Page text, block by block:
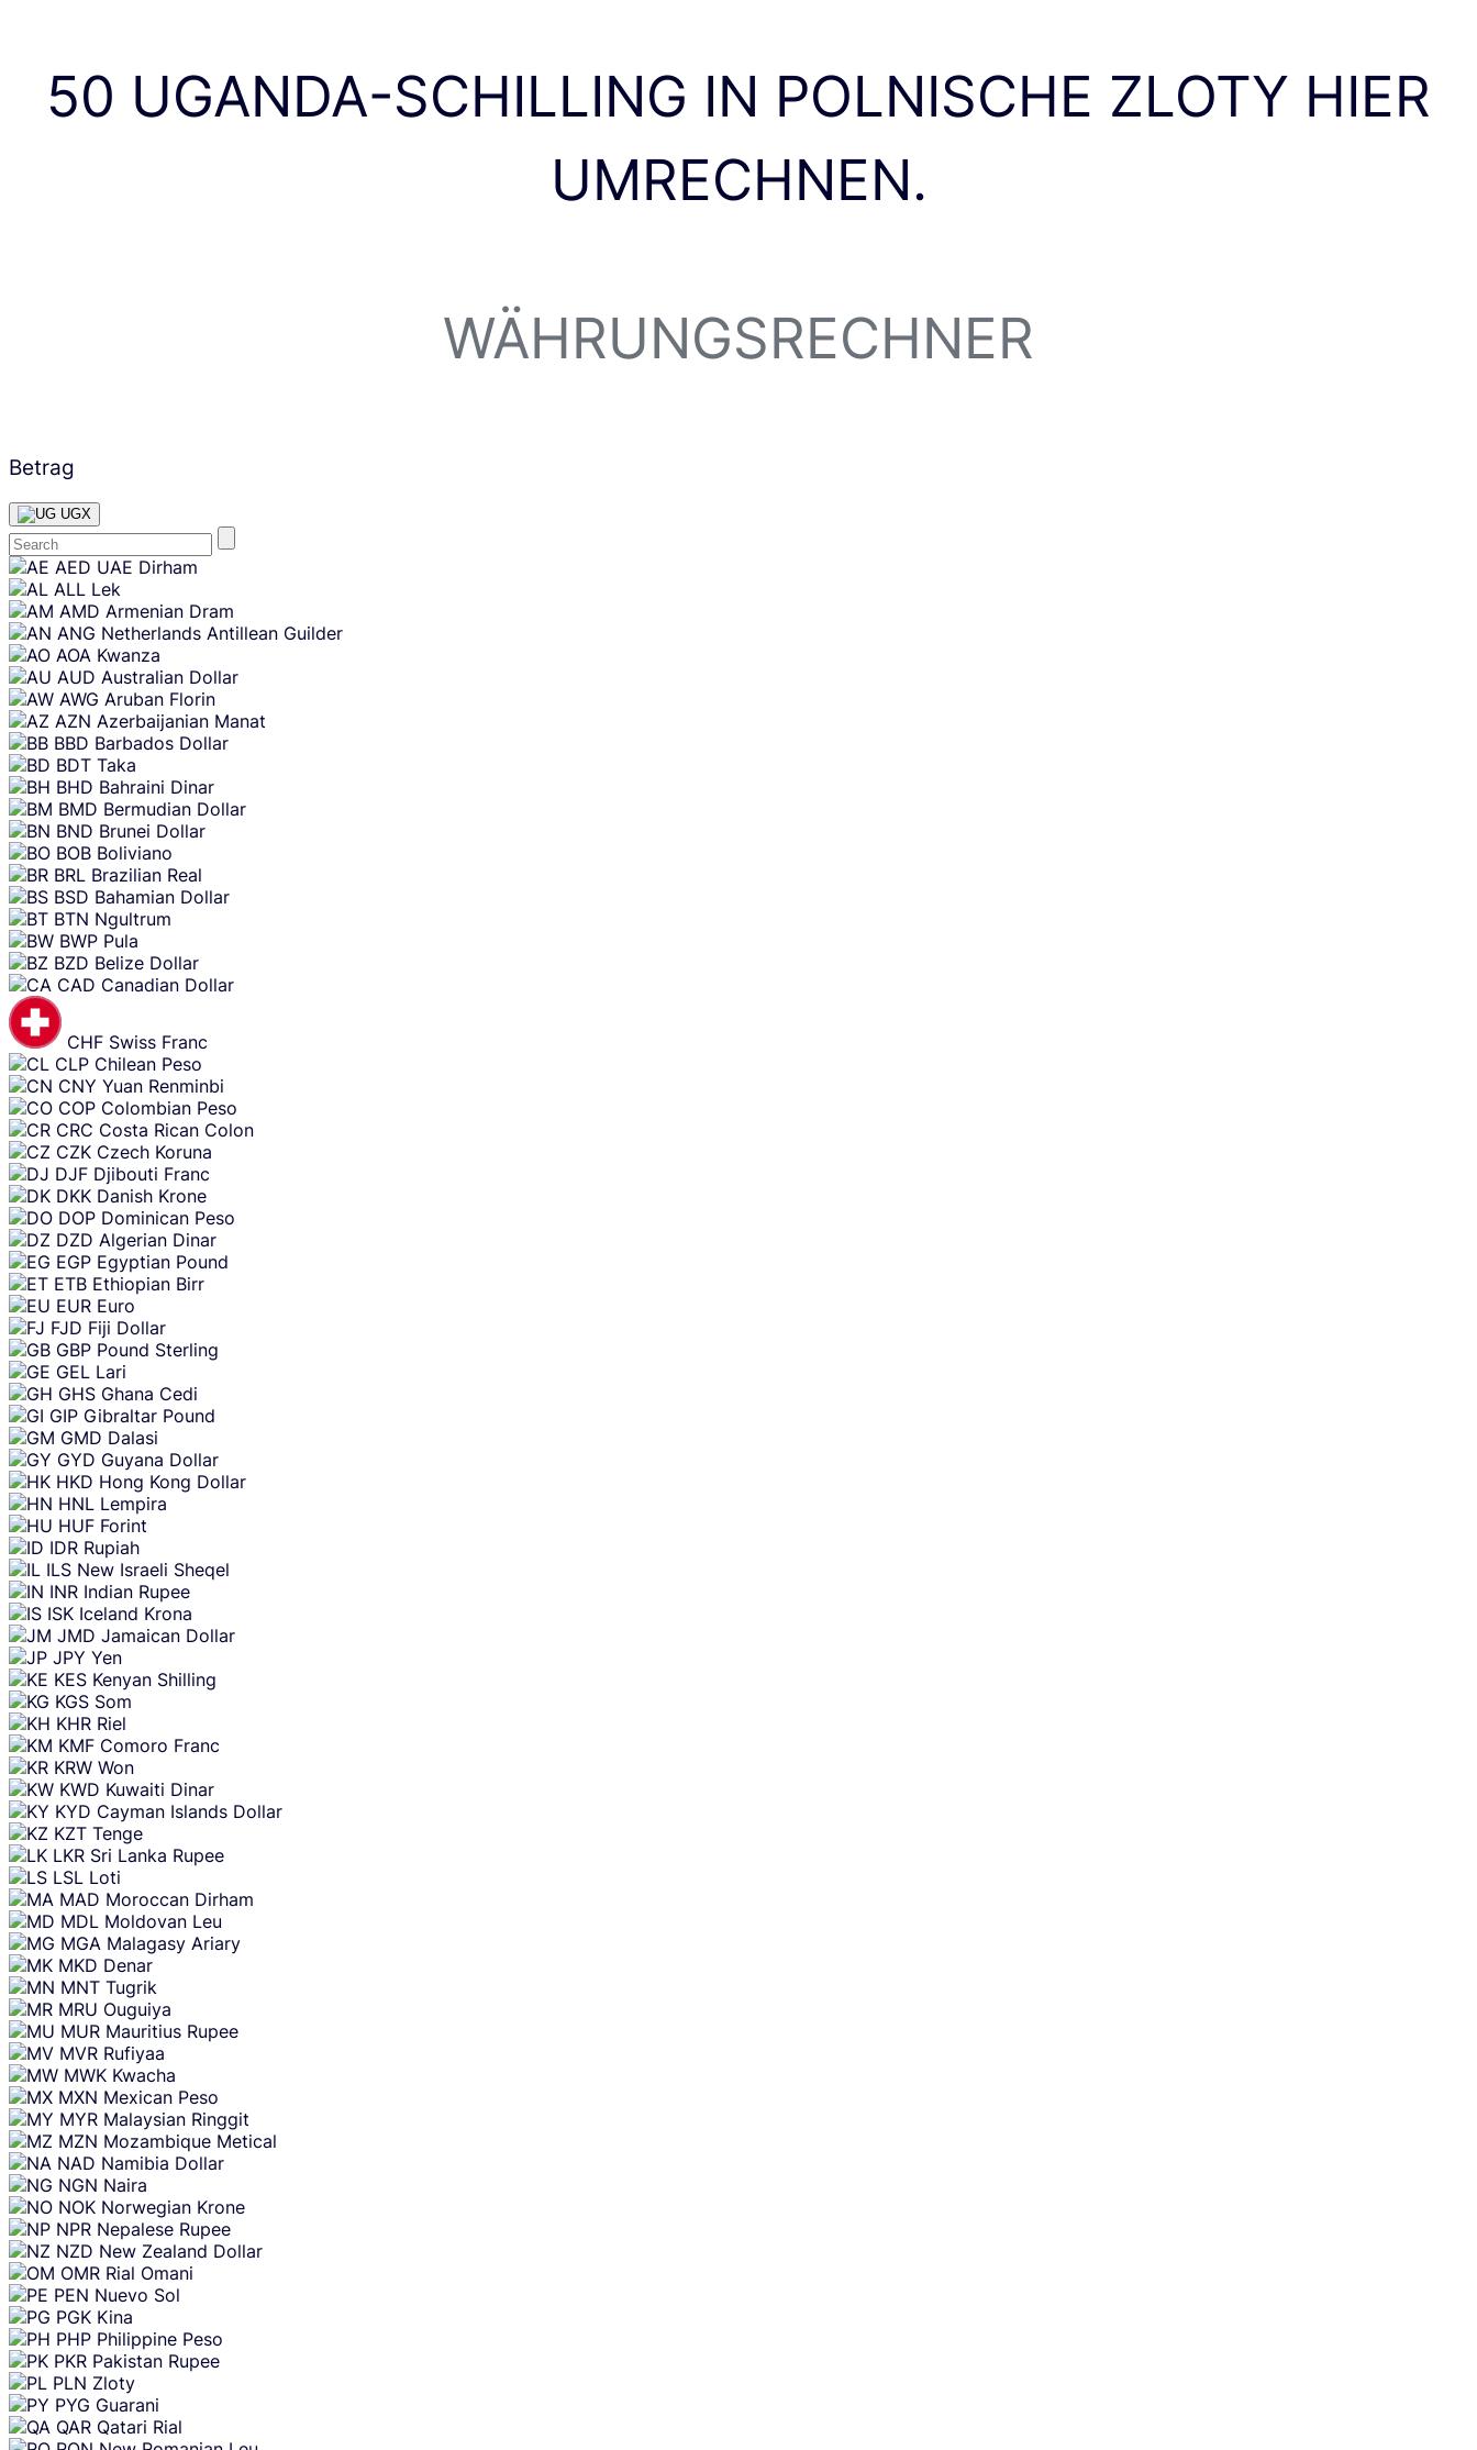
50 UGANDA-SCHILLING IN POLNISCHE ZLOTY HIER
UMRECHNEN.
WÄHRUNGSRECHNER
Betrag
UGX
Skip
content
AED UAE Dirham
ALL Lek
AMD Armenian Dram
ANG Netherlands Antillean Guilder
AOA Kwanza
AUD Australian Dollar
AWG Aruban Florin
AZN Azerbaijanian Manat
BBD Barbados Dollar
BDT Taka
BHD Bahraini Dinar
BMD Bermudian Dollar
BND Brunei Dollar
BOB Boliviano
BRL Brazilian Real
BSD Bahamian Dollar
BTN Ngultrum
BWP Pula
BZD Belize Dollar
CAD Canadian Dollar
CHF Swiss Franc
CLP Chilean Peso
CNY Yuan Renminbi
COP Colombian Peso
CRC Costa Rican Colon
CZK Czech Koruna
DJF Djibouti Franc
DKK Danish Krone
DOP Dominican Peso
DZD Algerian Dinar
EGP Egyptian Pound
ETB Ethiopian Birr
EUR Euro
FJD Fiji Dollar
GBP Pound Sterling
GEL Lari
GHS Ghana Cedi
GIP Gibraltar Pound
GMD Dalasi
GYD Guyana Dollar
HKD Hong Kong Dollar
HNL Lempira
HUF Forint
IDR Rupiah
ILS New Israeli Sheqel
INR Indian Rupee
ISK Iceland Krona
JMD Jamaican Dollar
JPY Yen
KES Kenyan Shilling
KGS Som
KHR Riel
KMF Comoro Franc
KRW Won
KWD Kuwaiti Dinar
KYD Cayman Islands Dollar
KZT Tenge
LKR Sri Lanka Rupee
LSL Loti
MAD Moroccan Dirham
MDL Moldovan Leu
MGA Malagasy Ariary
MKD Denar
MNT Tugrik
MRU Ouguiya
MUR Mauritius Rupee
MVR Rufiyaa
MWK Kwacha
MXN Mexican Peso
MYR Malaysian Ringgit
MZN Mozambique Metical
NAD Namibia Dollar
NGN Naira
NOK Norwegian Krone
NPR Nepalese Rupee
NZD New Zealand Dollar
OMR Rial Omani
PEN Nuevo Sol
PGK Kina
PHP Philippine Peso
PKR Pakistan Rupee
PLN Zloty
PYG Guarani
QAR Qatari Rial